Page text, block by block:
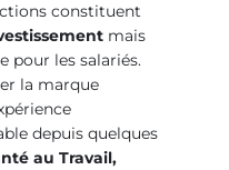
constituent
mais
pour les salariés.
la marque
depuis quelques
au Travail,